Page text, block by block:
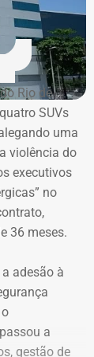
Batista
de
dos
antes
No caso
muita
nada seja
de
do escritor
em
21,1%
e
do
ao
base
do
Rio de
SUVs
uma
violência do
executivos
no
36 meses.
adesão à
a
gestão de